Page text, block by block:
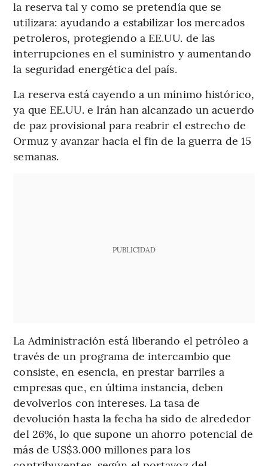
la reserva tal y como se pretendía que se
utilizara: ayudando a estabilizar los mercados
petroleros, protegiendo a EE.UU. de las
interrupciones en el suministro y aumentando
la seguridad energética del país.
La reserva está cayendo a un mínimo histórico,
ya que EE.UU. e Irán han alcanzado un acuerdo
de paz provisional para reabrir el estrecho de
Ormuz y avanzar hacia el fin de la guerra de 15
semanas.
PUBLICIDAD
La Administración está liberando el petróleo a
través de un programa de intercambio que
consiste, en esencia, en prestar barriles a
empresas que, en última instancia, deben
devolverlos con intereses. La tasa de
devolución hasta la fecha ha sido de alrededor
del 26%, lo que supone un ahorro potencial de
más de US$3.000 millones para los